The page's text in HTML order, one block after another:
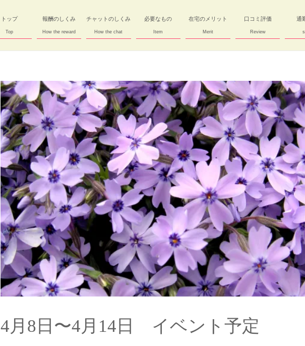
トップ
Top
報酬のしくみ
How the reward
チャットのしくみ
How the chat
必要なもの
Item
在宅のメリット
Merit
口コミ評価
Review
通
4月8日〜4月14日 イベント予定